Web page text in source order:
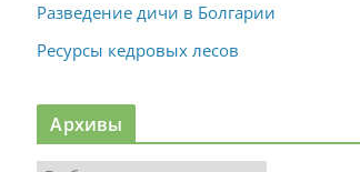
Разведение дичи в Болгарии
Ресурсы кедровых лесов
Архивы